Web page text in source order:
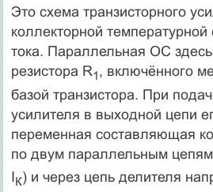
Это схема транзисторного
коллекторной температурной
тока. Параллельная ОС здесь
резистора R1, включённого
базой транзистора. При
усилителя в выходной цепи
переменная составляющая
по двум параллельным
IК) и через цепь делителя